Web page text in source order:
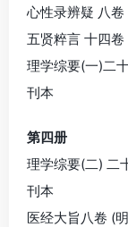
心性录辨疑 八
五贤粹言 十四
理学综要(一)二
刊本
第四册
理学综要(二) 二
刊本
医经大旨八卷 (